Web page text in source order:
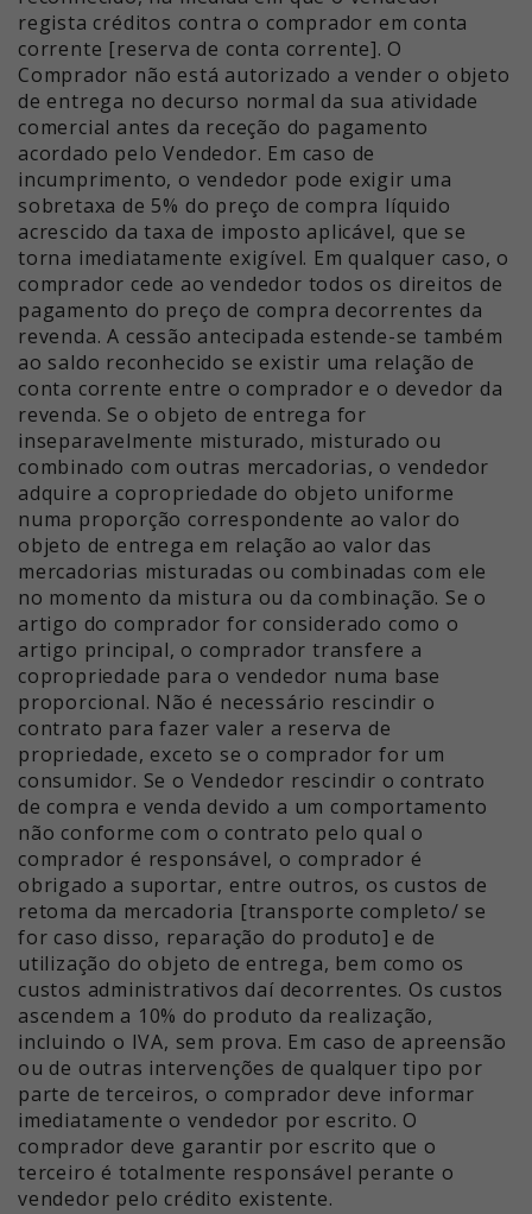
regista créditos contra o comprador em conta
corrente [reserva de conta corrente]. O
Comprador não está autorizado a vender o objeto
de entrega no decurso normal da sua atividade
comercial antes da receção do pagamento
acordado pelo Vendedor. Em caso de
incumprimento, o vendedor pode exigir uma
sobretaxa de 5% do preço de compra líquido
acrescido da taxa de imposto aplicável, que se
torna imediatamente exigível. Em qualquer caso, o
comprador cede ao vendedor todos os direitos de
pagamento do preço de compra decorrentes da
revenda. A cessão antecipada estende-se também
ao saldo reconhecido se existir uma relação de
conta corrente entre o comprador e o devedor da
revenda. Se o objeto de entrega for
inseparavelmente misturado, misturado ou
combinado com outras mercadorias, o vendedor
adquire a copropriedade do objeto uniforme
numa proporção correspondente ao valor do
objeto de entrega em relação ao valor das
mercadorias misturadas ou combinadas com ele
no momento da mistura ou da combinação. Se o
artigo do comprador for considerado como o
artigo principal, o comprador transfere a
copropriedade para o vendedor numa base
proporcional. Não é necessário rescindir o
contrato para fazer valer a reserva de
propriedade, exceto se o comprador for um
consumidor. Se o Vendedor rescindir o contrato
de compra e venda devido a um comportamento
não conforme com o contrato pelo qual o
comprador é responsável, o comprador é
obrigado a suportar, entre outros, os custos de
retoma da mercadoria [transporte completo/ se
for caso disso, reparação do produto] e de
utilização do objeto de entrega, bem como os
custos administrativos daí decorrentes. Os custos
ascendem a 10% do produto da realização,
incluindo o IVA, sem prova. Em caso de apreensão
ou de outras intervenções de qualquer tipo por
parte de terceiros, o comprador deve informar
imediatamente o vendedor por escrito. O
comprador deve garantir por escrito que o
terceiro é totalmente responsável perante o
vendedor pelo crédito existente.